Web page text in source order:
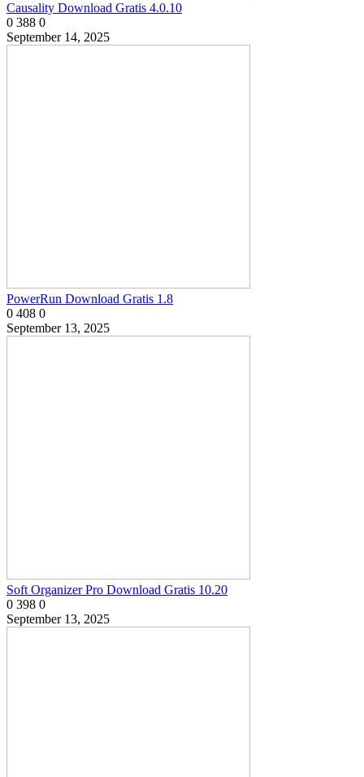
Causality Download Gratis 4.0.10
0 388 0
September 14, 2025
PowerRun Download Gratis 1.8
0 408 0
September 13, 2025
Soft Organizer Pro Download Gratis 10.20
0 398 0
September 13, 2025